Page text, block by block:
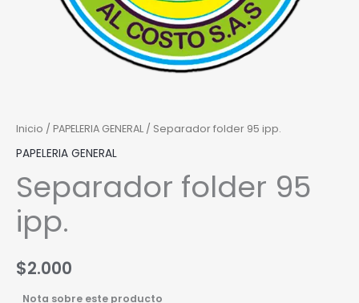
Inicio / PAPELERIA GENERAL / Separador folder 95 ipp.
PAPELERIA GENERAL
Separador folder 95
ipp.
$2.000
Nota sobre este producto